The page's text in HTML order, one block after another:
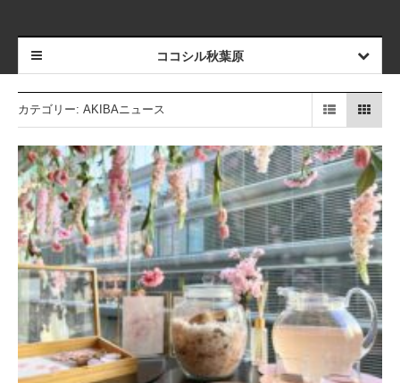
ココシル秋葉原
カテゴリー: AKIBAニュース